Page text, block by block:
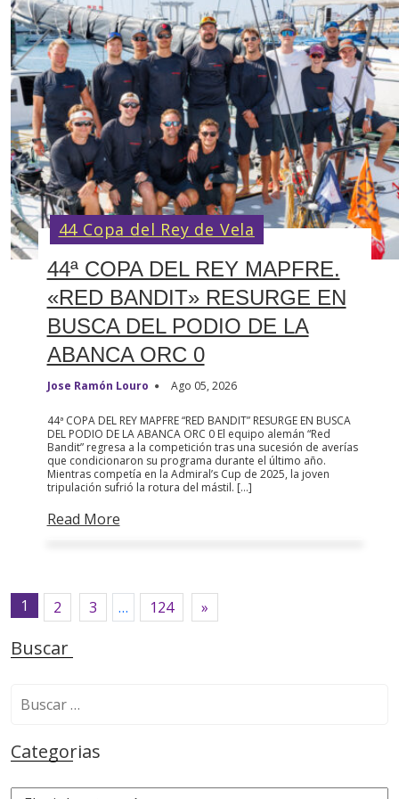
44ª COPA DEL REY MAPFRE.
«RED BANDIT» RESURGE EN
BUSCA DEL PODIO DE LA
ABANCA ORC 0
Jose Ramón Louro Ago 05, 2026
44ª COPA DEL REY MAPFRE “RED BANDIT” RESURGE EN BUSCA
DEL PODIO DE LA ABANCA ORC 0 El equipo alemán “Red
Bandit” regresa a la competición tras una sucesión de averías
que condicionaron su programa durante el último año.
Mientras competía en la Admiral’s Cup de 2025, la joven
tripulación sufrió la rotura del mástil. […]
Read More
44 Copa del Rey de Vela
1 2 3 … 124 »
Buscar
cCategorias